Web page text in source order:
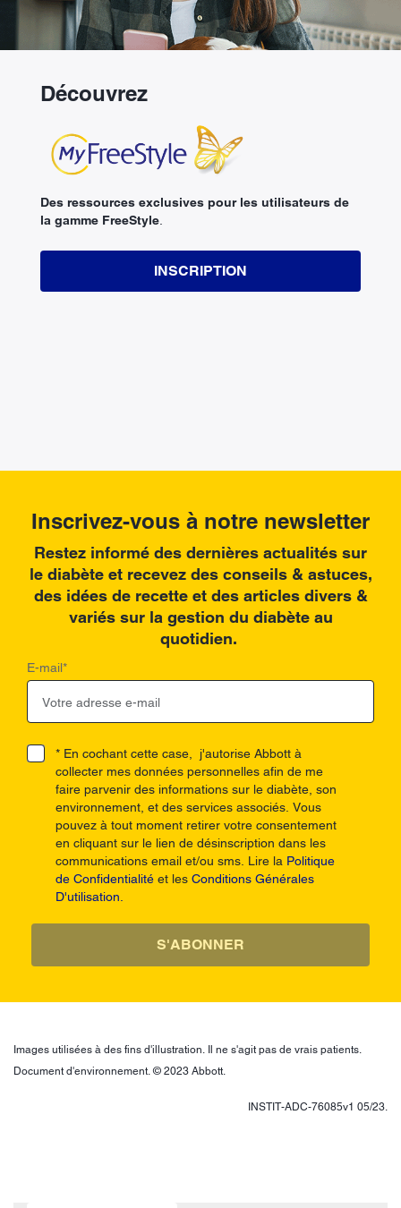
Découvrez
Des ressources exclusives pour les utilisateurs de
la gamme FreeStyle
INSCRIPTION
Inscrivez-vous à notre newsletter
Restez informé des dernières actualités sur
le diabète et recevez des conseils & astuces,
des idées de recette et des articles divers &
variés sur la gestion du diabète au
quotidien.
E-mail*
* En cochant cette case, j'autorise Abbott à
collecter mes données personnelles afin de me
faire parvenir des informations sur le diabète, son
environnement, et des services associés. Vous
pouvez à tout moment retirer votre consentement
en cliquant sur le lien de désinscription dans les
communications email et/ou sms. Lire la Politique
de Confidentialité et les Conditions Générales
D'utilisation.
S'ABONNER
Images utilisées à des fins d'illustration. Il ne s'agit pas de vrais patients.
Document d'environnement. © 2023 Abbott.
INSTIT-ADC-76085v1 05/23.